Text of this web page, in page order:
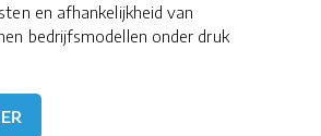
en afhankelijkheid van
bedrijfsmodellen onder druk